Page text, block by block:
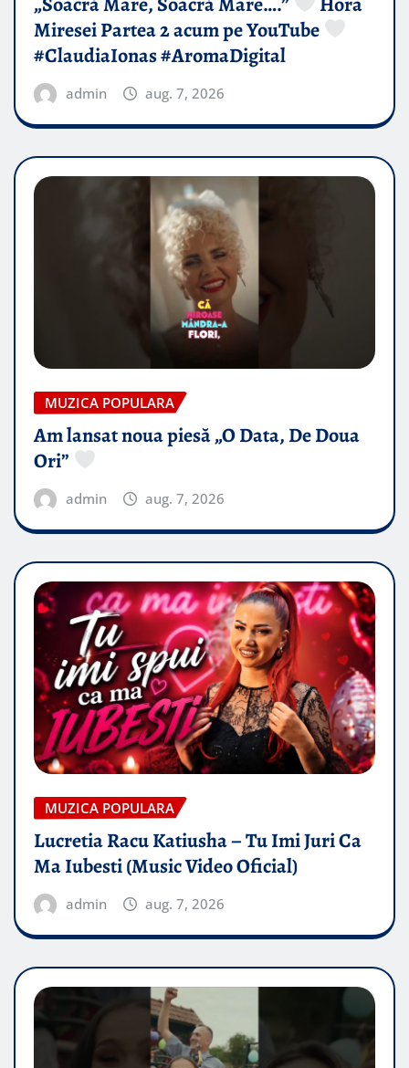
Miresei Partea 2 acum pe YouTube
#ClaudiaIonas #AromaDigital
admin aug. 7, 2026
MUZICA POPULARA
Am lansat noua piesă „O Data, De Doua
Ori”
admin aug. 7, 2026
MUZICA POPULARA
Lucretia Racu Katiusha – Tu Imi Juri Ca
Ma Iubesti (Music Video Oficial)
admin aug. 7, 2026